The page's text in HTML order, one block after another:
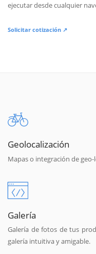
ejecutar desde cualquier
Solicitar cotización ↗
Geolocalización
Mapas o integración de
Galería
Galería de fotos de tus
galería intuitiva y amigable.